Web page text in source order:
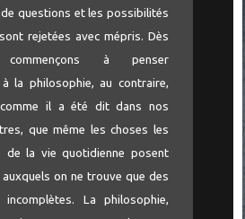
questions et les possibilités
rejetées avec mépris. Dès
à penser
la philosophie, au contraire,
il a été dit dans nos
que même les choses les
de la vie quotidienne posent
on ne trouve que des
La philosophie,